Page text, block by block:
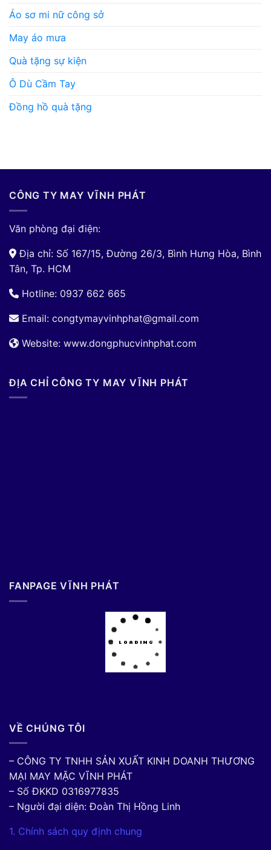
Áo sơ mi nữ công sở
May áo mưa
Quà tặng sự kiện
Ô Dù Cầm Tay
Đồng hồ quà tặng
CÔNG TY MAY VĨNH PHÁT
Văn phòng đại điện:
Địa chỉ: Số 167/15, Đường 26/3, Bình Hưng Hòa, Bình
Tân, Tp. HCM
Hotline: 0937 662 665
Email: congtymayvinhphat@gmail.com
Website: www.dongphucvinhphat.com
ĐỊA CHỈ CÔNG TY MAY VĨNH PHÁT
FANPAGE VĨNH PHÁT
VỀ CHÚNG TÔI
– CÔNG TY TNHH SẢN XUẤT KINH DOANH THƯƠNG
MẠI MAY MẶC VĨNH PHÁT
– Số ĐKKD 0316977835
– Người đại diện: Đoàn Thị Hồng Linh
1. Chính sách quy định chung